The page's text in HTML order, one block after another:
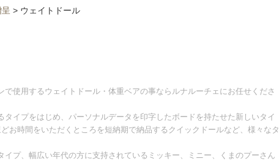
> ウェイトドール
使用するウェイトドール・体重ベアの事ならルナルーチェにお任せくださ
イプをはじめ、パーソナルデータを印字したボードを持たせた新しいタイ
お時間をいただくところを短納期で納品するクイックドールなど、様々なタ
イプ、幅広い年代の方に支持されているミッキー、ミニー、くまのプーさん